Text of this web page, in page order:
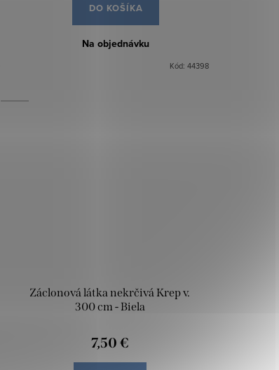
DO KOŠÍKA
Na objednávku
Kód: 44398
Záclonová látka nekrčivá Krep v.
300 cm - Biela
7,50 €